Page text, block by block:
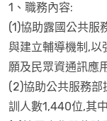
1、職務內容:
(1)協助露國公共服
與建立輔導機制,以
願及民眾資通訊應
(2)協助公共服務部
訓人數1,440位,其